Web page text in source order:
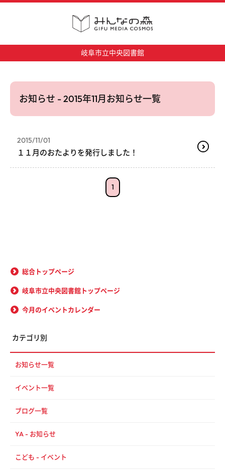
岐阜市立中央図書館
お知らせ - 2015年11月お知らせ一覧
2015/11/01
１１月のおたよりを発行しました！
1
総合トップページ
岐阜市立中央図書館トップページ
今月のイベントカレンダー
カテゴリ別
お知らせ一覧
イベント一覧
ブログ一覧
YA - お知らせ
こども - イベント